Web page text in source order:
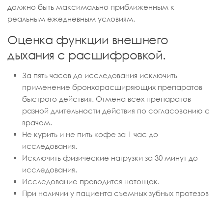
должно быть максимально приближенным к
реальным ежедневным условиям.
Оценка функции внешнего
дыхания с расшифровкой.
За пять часов до исследования исключить
применение бронхорасширяющих препаратов
быстрого действия. Отмена всех препаратов
разной длительности действия по согласованию с
врачом.
Не курить и не пить кофе за 1 час до
исследования.
Исключить физические нагрузки за 30 минут до
исследования.
Исследование проводится натощак.
При наличии у пациента съемных зубных протезов